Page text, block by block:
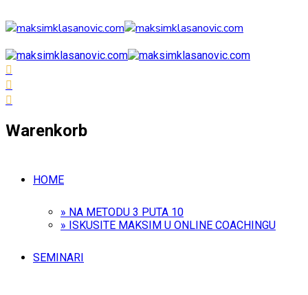
Warenkorb
HOME
» NA METODU 3 PUTA 10
» ISKUSITE MAKSIM U ONLINE COACHINGU
SEMINARI